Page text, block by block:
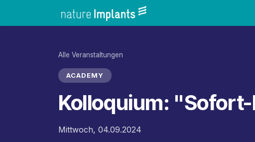
Alle Veranstaltungen
ACADEMY
Kolloquium:
Mittwoch, 04.09.2024